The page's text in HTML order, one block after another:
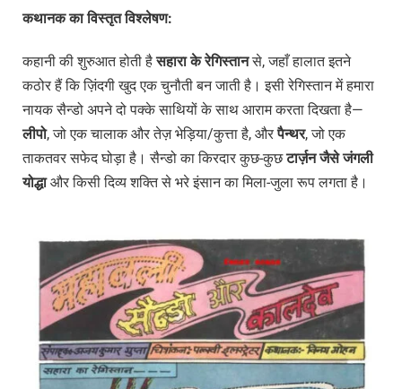
कथानककाविस्तृतविश्लेषण:
कहानी की शुरुआत होती हैसहाराकेरेगिस्तानसे, जहाँ हालात इतने
कठोर हैं कि ज़िंदगी खुद एक चुनौती बन जाती है। इसी रेगिस्तान में हमारा
नायक सैन्डो अपने दो पक्के साथियों के साथ आराम करता दिखता है—
लीपो, जो एक चालाक और तेज़ भेड़िया/कुत्ता है, औरपैन्थर, जो एक
ताकतवर सफेद घोड़ा है। सैन्डो का किरदार कुछ-कुछटार्ज़नजैसेजंगली
योद्धाऔर किसी दिव्य शक्ति से भरे इंसान का मिला-जुला रूप लगता है।